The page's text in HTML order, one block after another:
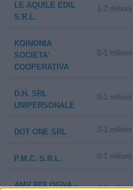
LE AQUILE EDIL
S.R.L.
1-2 milioni
KOINONIA
SOCIETA'
COOPERATIVA
0-1 milioni
D.H. SRL
UNIPERSONALE
0-1 milioni
DOT ONE SRL 0-1 milioni
P.M.C. S.R.L. 0-1 milioni
AMV BOLOGNA -